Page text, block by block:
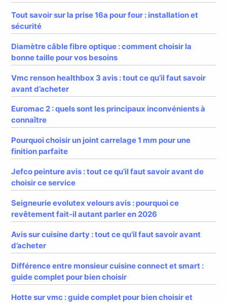
Tout savoir sur la prise 16a pour four : installation et
sécurité
Diamètre câble fibre optique : comment choisir la
bonne taille pour vos besoins
Vmc renson healthbox 3 avis : tout ce qu’il faut savoir
avant d’acheter
Euromac 2 : quels sont les principaux inconvénients à
connaître
Pourquoi choisir un joint carrelage 1 mm pour une
finition parfaite
Jefco peinture avis : tout ce qu’il faut savoir avant de
choisir ce service
Seigneurie evolutex velours avis : pourquoi ce
revêtement fait-il autant parler en 2026
Avis sur cuisine darty : tout ce qu’il faut savoir avant
d’acheter
Différence entre monsieur cuisine connect et smart :
guide complet pour bien choisir
Hotte sur vmc : guide complet pour bien choisir et